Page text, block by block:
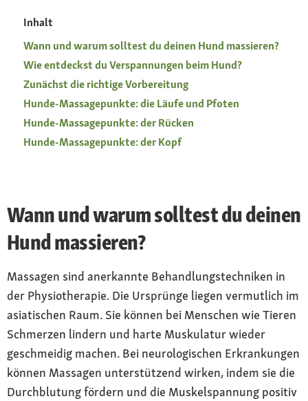
Inhalt
Wann und warum solltest du deinen Hund massieren?
Wie entdeckst du Verspannungen beim Hund?
Zunächst die richtige Vorbereitung
Hunde-Massagepunkte: die Läufe und Pfoten
Hunde-Massagepunkte: der Rücken
Hunde-Massagepunkte: der Kopf
Wann und warum solltest du deinen
Hund massieren?
Massagen sind anerkannte Behandlungstechniken in
der Physiotherapie. Die Ursprünge liegen vermutlich im
asiatischen Raum. Sie können bei Menschen wie Tieren
Schmerzen lindern und harte Muskulatur wieder
geschmeidig machen. Bei neurologischen Erkrankungen
können Massagen unterstützend wirken, indem sie die
Durchblutung fördern und die Muskelspannung positiv